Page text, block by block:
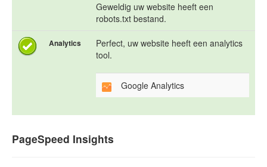
Geweldig uw website heeft een
robots.txt bestand.
Analytics
Perfect, uw website heeft een analytics
tool.
Google Analytics
PageSpeed Insights